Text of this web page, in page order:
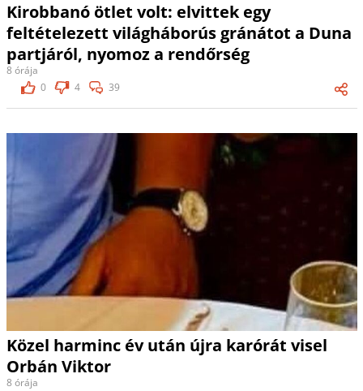
Kirobbanó ötlet volt: elvittek egy
feltételezett világháborús gránátot a Duna
partjáról, nyomoz a rendőrség
8 órája
0
4 39
Közel harminc év után újra karórát visel
Orbán Viktor
8 órája